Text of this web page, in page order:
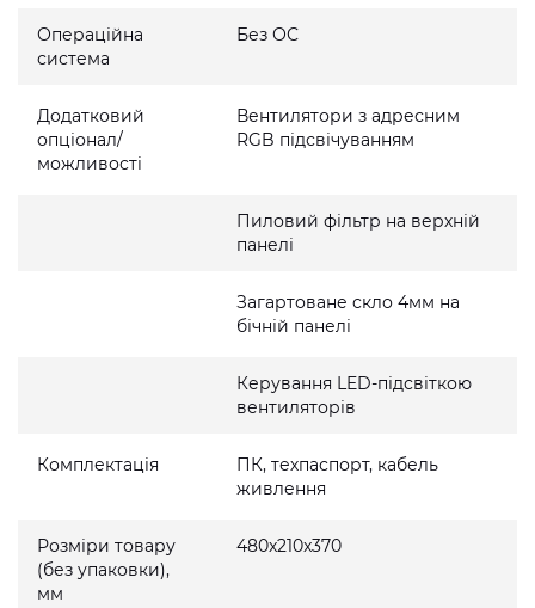
Операційна
система
Без ОС
Додатковий
опціонал/
можливості
Вентилятори з адресним
RGB підсвічуванням
Пиловий фільтр на верхній
панелі
Загартоване скло 4мм на
бічній панелі
Керування LED-підсвіткою
вентиляторів
Комплектація
ПК, техпаспорт, кабель
живлення
Розміри товару
(без упаковки),
мм
480x210x370